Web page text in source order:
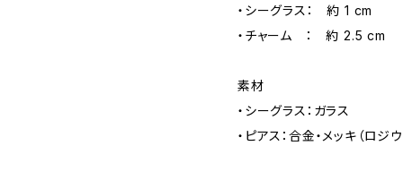
・シーグラス： 約 1 cm
・チャーム ： 約 2.5 cm
素材
・シーグラス：ガラス
・ピアス：合金・メッキ（ロジ